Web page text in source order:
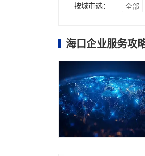
按城市选： 全部
海口企业服务攻